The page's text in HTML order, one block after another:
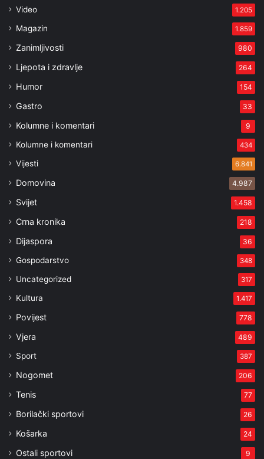
Video 1.205
Magazin 1.859
Zanimljivosti 980
Ljepota i zdravlje 264
Humor 154
Gastro 33
Kolumne i komentari 9
Kolumne i komentari 434
Vijesti 6.841
Domovina 4.987
Svijet 1.458
Crna kronika 218
Dijaspora 36
Gospodarstvo 348
Uncategorized 317
Kultura 1.417
Povijest 778
Vjera 489
Sport 387
Nogomet 206
Tenis 77
Borilački sportovi 26
Košarka 24
Ostali sportovi 9